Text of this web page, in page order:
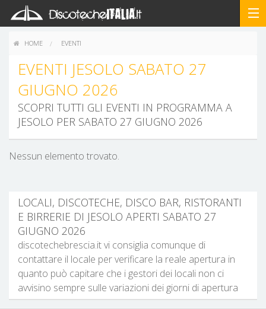
HOME EVENTI
EVENTI JESOLO SABATO 27
GIUGNO 2026
SCOPRI TUTTI GLI EVENTI IN PROGRAMMA A
JESOLO PER SABATO 27 GIUGNO 2026
Nessun elemento trovato.
LOCALI, DISCOTECHE, DISCO BAR, RISTORANTI
E BIRRERIE DI JESOLO APERTI SABATO 27
GIUGNO 2026
discotechebrescia.it vi consiglia comunque di
contattare il locale per verificare la reale apertura in
quanto può capitare che i gestori dei locali non ci
avvisino sempre sulle variazioni dei giorni di apertura